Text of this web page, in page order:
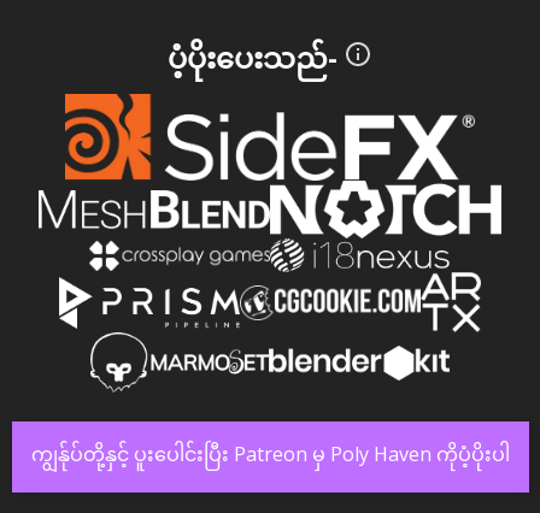
ပံ့ပိုးပေးသည်-
ကျွန်ုပ်တို့နှင့် ပူးပေါင်းပြီး Patreon မှ Poly Haven ကိုပံ့ပိုးပါ